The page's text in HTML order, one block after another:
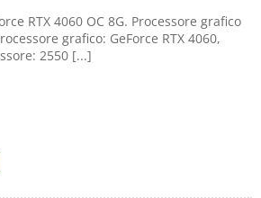
RTX 4060 OC 8G. Processore grafico
grafico: GeForce RTX 4060,
2550 [...]